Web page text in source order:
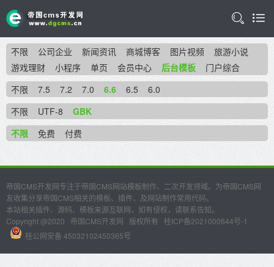
不限 公司企业 新闻资讯 商城博客 图片视频
旅游小说
游戏理财
小程序 单页 会员中心 后台模板
门户综合
不限
7.5 7.2 7.0 6.6 6.5
6.0
不限
UTF-8
GBK
不限
免费 付费
帝国CMS开发网专注于帝国CMS网站模板制作、二次开发领域。为帝国CMS网
友收集分享帝国CMS相关的模板、插件、及网站制作常用代码。
本站相关插件、源码、模板来源互联网，如有侵权，请联系告知。
Copyright @2020
帝国CMS开发网 版权所有 桂ICP备2021000644号-1
桂公网安备 45032102450365号